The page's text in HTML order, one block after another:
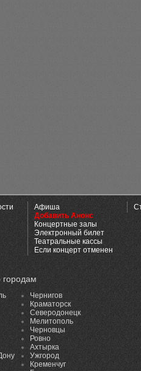
Афиша
Добавить Анонс
Концертные залы
Электронный билет
Театральные кассы
Если концерт отменен
Чернигов
Краматорск
Северодонецк
Мелитополь
Черновцы
Ровно
Ахтырка
Ужгород
Кременчуг